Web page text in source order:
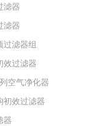
滤器
滤器
过滤器组
效过滤器
空气净化器
初效过滤器
器